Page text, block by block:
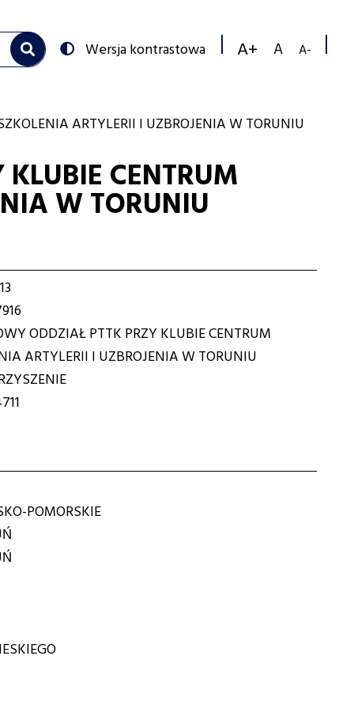
Przełącz
na:
Wersja kontrastowa
czcionkiczcionki
ARTYLERII I UZBROJENIA W TORUNIU
CENTRUM
W TORUNIU
ODDZIAŁ PTTK PRZY KLUBIE CENTRUM
ARTYLERII I UZBROJENIA W TORUNIU
POMORSKIE